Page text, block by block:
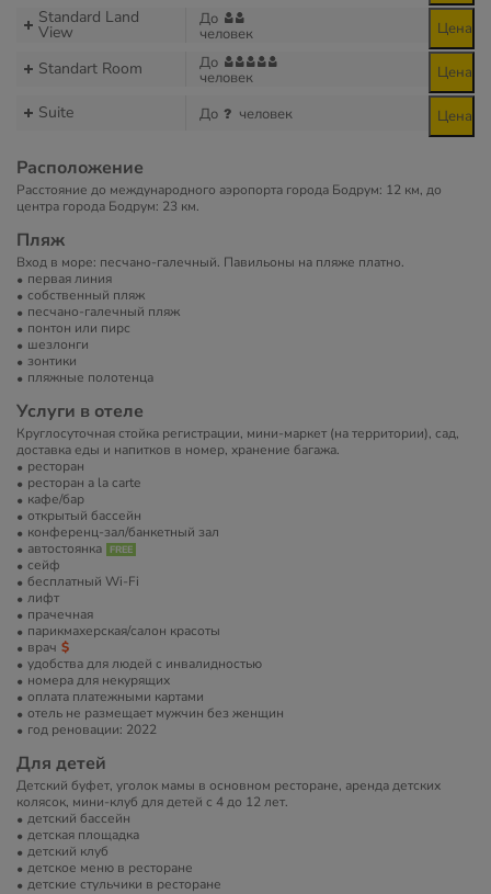
Standard Land
View
До
человек Цена
Standart Room До
человек Цена
Suite До человек Цена
Расположение
Расстояние до международного аэропорта города Бодрум: 12 км, до
центра города Бодрум: 23 км.
Пляж
Вход в море: песчано-галечный. Павильоны на пляже платно.
первая линия
собственный пляж
песчано-галечный пляж
понтон или пирс
шезлонги
зонтики
пляжные полотенца
Услуги в отеле
Круглосуточная стойка регистрации, мини-маркет (на территории), сад,
доставка еды и напитков в номер, хранение багажа.
ресторан
ресторан a la carte
кафе/бар
открытый бассейн
конференц-зал/банкетный зал
автостоянка
сейф
бесплатный Wi-Fi
лифт
прачечная
парикмахерская/салон красоты
врач
удобства для людей с инвалидностью
номера для некурящих
оплата платежными картами
отель не размещает мужчин без женщин
год реновации: 2022
Для детей
Детский буфет, уголок мамы в основном ресторане, аренда детских
колясок, мини-клуб для детей с 4 до 12 лет.
детский бассейн
детская площадка
детский клуб
детское меню в ресторане
детские стульчики в ресторане